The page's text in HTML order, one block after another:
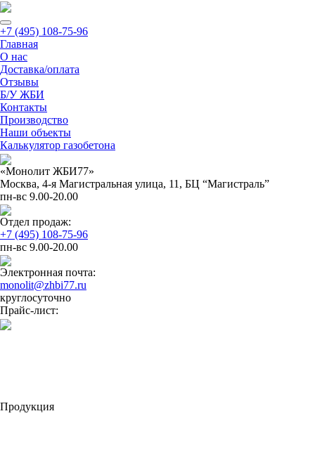
+7 (495) 108-75-96
Главная
О нас
Доставка/оплата
Отзывы
Б/У ЖБИ
Контакты
Производство
Наши объекты
Калькулятор газобетона
«Монолит ЖБИ77»
Москва, 4-я Магистральная улица, 11, ​БЦ “Магистраль”
пн-вс 9.00-20.00
Отдел продаж:
+7 (495) 108-75-96
пн-вс 9.00-20.00
Электронная почта:
monolit@zhbi77.ru
круглосуточно
Прайс-лист:
Продукция